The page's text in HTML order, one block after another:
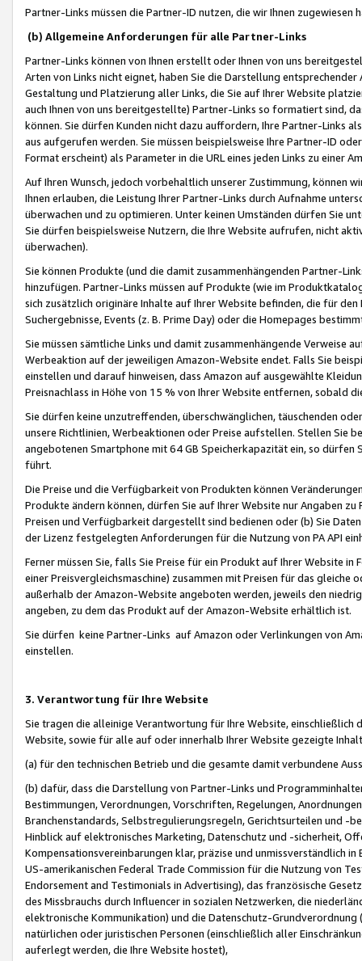
Partner-Links müssen die Partner-ID nutzen, die wir Ihnen zugewiesen
(b) Allgemeine Anforderungen für alle Partner-Links
Partner-Links können von Ihnen erstellt oder Ihnen von uns
Arten von Links nicht eignet, haben Sie die Darstellung
Gestaltung und Platzierung aller Links, die Sie auf Ihrer Website
auch Ihnen von uns bereitgestellte) Partner-Links so formatiert sind,
können. Sie dürfen Kunden nicht dazu auffordern, Ihre Partner-Links
aus aufgerufen werden. Sie müssen beispielsweise Ihre Partner-ID
Format erscheint) als Parameter in die URL eines jeden Links zu einer
Auf Ihren Wunsch, jedoch vorbehaltlich unserer Zustimmung, können
Ihnen erlauben, die Leistung Ihrer Partner-Links durch Aufnahme
überwachen und zu optimieren. Unter keinen Umständen dürfen Sie
Sie dürfen beispielsweise Nutzern, die Ihre Website aufrufen, nicht
überwachen).
Sie können Produkte (und die damit zusammenhängenden Partner-
hinzufügen. Partner-Links müssen auf Produkte (wie im
sich zusätzlich originäre Inhalte auf Ihrer Website befinden, die für
Suchergebnisse, Events (z. B. Prime Day) oder die Homepages
Sie müssen sämtliche Links und damit zusammenhängende
Werbeaktion auf der jeweiligen Amazon-Website endet. Falls Sie
einstellen und darauf hinweisen, dass Amazon auf ausgewählte
Preisnachlass in Höhe von 15 % von Ihrer Website entfernen, sobald
Sie dürfen keine unzutreffenden, überschwänglichen, täuschenden
unsere Richtlinien, Werbeaktionen oder Preise aufstellen. Stellen Sie
angebotenen Smartphone mit 64 GB Speicherkapazität ein, so dürfen
führt.
Die Preise und die Verfügbarkeit von Produkten können
Produkte ändern können, dürfen Sie auf Ihrer Website nur Angaben
Preisen und Verfügbarkeit dargestellt sind bedienen oder (b) Sie
der Lizenz festgelegten Anforderungen für die Nutzung von PA API
Ferner müssen Sie, falls Sie Preise für ein Produkt auf Ihrer Website
einer Preisvergleichsmaschine) zusammen mit Preisen für das
außerhalb der Amazon-Website angeboten werden, jeweils den
angeben, zu dem das Produkt auf der Amazon-Website erhältlich ist.
Sie dürfen keine Partner-Links auf Amazon oder Verlinkungen von
einstellen.
3. Verantwortung für Ihre Website
Sie tragen die alleinige Verantwortung für Ihre Website,
Website, sowie für alle auf oder innerhalb Ihrer Website gezeigte
(a) für den technischen Betrieb und die gesamte damit verbundene
(b) dafür, dass die Darstellung von Partner-Links und
Bestimmungen, Verordnungen, Vorschriften, Regelungen,
Branchenstandards, Selbstregulierungsregeln, Gerichtsurteilen und -
Hinblick auf elektronisches Marketing, Datenschutz und -sicherheit,
Kompensationsvereinbarungen klar, präzise und unmissverständlich
US-amerikanischen Federal Trade Commission für die Nutzung von
Endorsement and Testimonials in Advertising), das französische
des Missbrauchs durch Influencer in sozialen Netzwerken, die
elektronische Kommunikation) und die Datenschutz-
natürlichen oder juristischen Personen (einschließlich aller
auferlegt werden, die Ihre Website hostet),